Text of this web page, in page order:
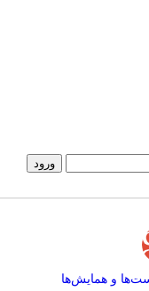
و همایش‌ها